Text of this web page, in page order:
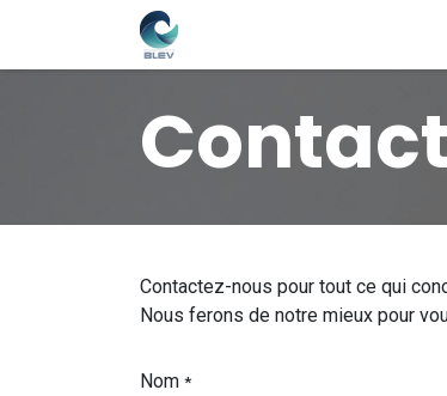
Contactez-nous pour tout ce qui
Nous ferons de notre mieux pour
Nom *